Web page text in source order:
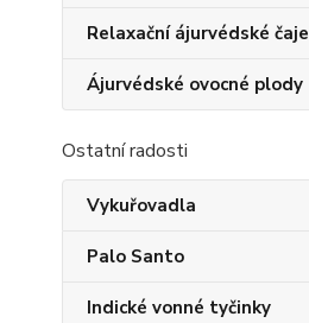
Relaxační ájurvédské čaje
Ájurvédské ovocné plody
Ostatní radosti
Vykuřovadla
Palo Santo
Indické vonné tyčinky